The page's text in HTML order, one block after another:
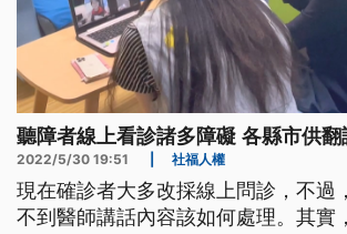
聽障者線上看診諸多障礙 各縣市供
2022/5/30 19:51 社福人權
現在確診者大多改採線上問診，不過
不到醫師講話內容該如何處理。其實